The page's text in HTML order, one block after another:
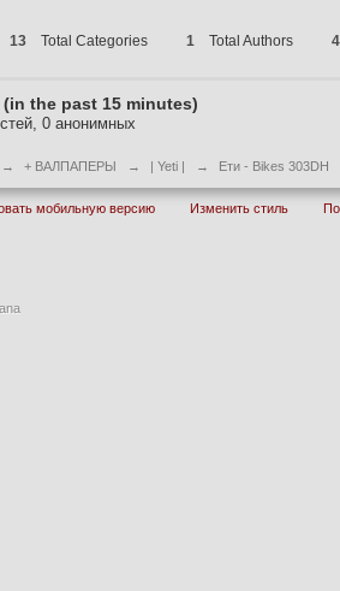
13 Total Categories 1 Total Authors
the past 15 minutes)
0 анонимных
→ + ВАЛПАПЕРЫ → | Yeti | → Ети - Bikes 303DH
мобильную версию Изменить стиль